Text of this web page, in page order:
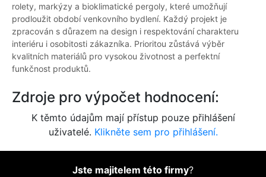
rolety, markýzy a bioklimatické pergoly, které umožňují
prodloužit období venkovního bydlení. Každý projekt je
zpracován s důrazem na design i respektování charakteru
interiéru i osobitosti zákazníka. Prioritou zůstává výběr
kvalitních materiálů pro vysokou životnost a perfektní
funkčnost produktů.
Zdroje pro výpočet hodnocení:
K těmto údajům mají přístup pouze přihlášení
uživatelé. Klikněte sem pro přihlášení.
Jste majitelem této firmy?